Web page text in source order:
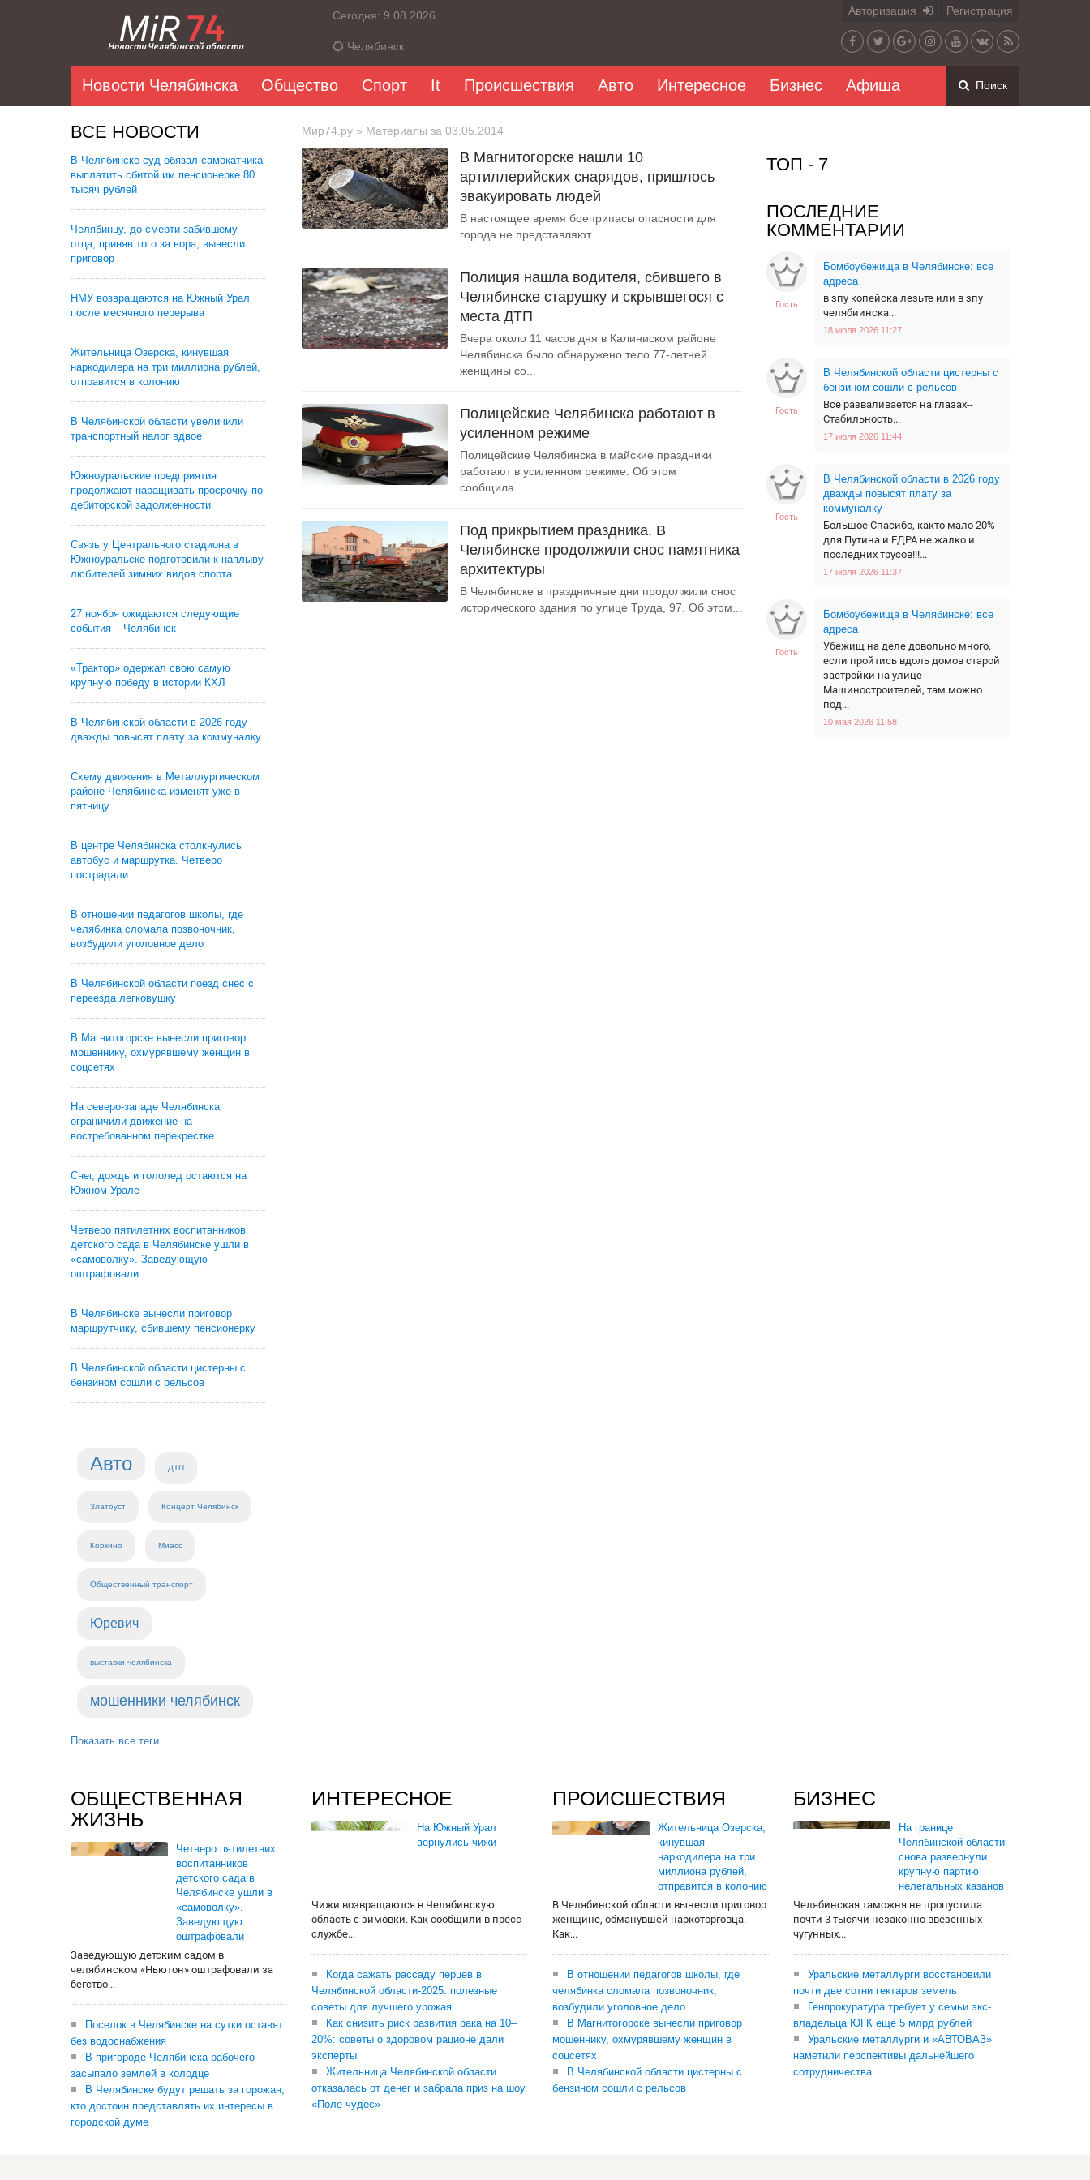
Сегодня: 9.08.2026
Челябинск
Авторизация Регистрация
Новости Челябинска Общество Спорт It Происшествия Авто Интересное Бизнес Афиша Поиск
ВСЕ НОВОСТИ
В Челябинске суд обязал самокатчика
выплатить сбитой им пенсионерке 80
тысяч рублей
Челябинцу, до смерти забившему
отца, приняв того за вора, вынесли
приговор
НМУ возвращаются на Южный Урал
после месячного перерыва
Жительница Озерска, кинувшая
наркодилера на три миллиона рублей,
отправится в колонию
В Челябинской области увеличили
транспортный налог вдвое
Южноуральские предприятия
продолжают наращивать просрочку по
дебиторской задолженности
Связь у Центрального стадиона в
Южноуральске подготовили к наплыву
любителей зимних видов спорта
27 ноября ожидаются следующие
события – Челябинск
«Трактор» одержал свою самую
крупную победу в истории КХЛ
В Челябинской области в 2026 году
дважды повысят плату за коммуналку
Схему движения в Металлургическом
районе Челябинска изменят уже в
пятницу
В центре Челябинска столкнулись
автобус и маршрутка. Четверо
пострадали
В отношении педагогов школы, где
челябинка сломала позвоночник,
возбудили уголовное дело
В Челябинской области поезд снес с
переезда легковушку
В Магнитогорске вынесли приговор
мошеннику, охмурявшему женщин в
соцсетях
На северо-западе Челябинска
ограничили движение на
востребованном перекрестке
Снег, дождь и гололед остаются на
Южном Урале
Четверо пятилетних воспитанников
детского сада в Челябинске ушли в
«самоволку». Заведующую
оштрафовали
В Челябинске вынесли приговор
маршрутчику, сбившему пенсионерку
В Челябинской области цистерны с
бензином сошли с рельсов
Авто ДТП
Златоуст Концерт Челябинск
Коркино Миасс
Общественный транспорт
Юревич
выставки челябинска
мошенники челябинск
Показать все теги
ТОП - 7
ПОСЛЕДНИЕ
КОММЕНТАРИИ
Гость
Бомбоубежища в Челябинске: все
адреса
в зпу копейска лезьте или в зпу
челябиинска...
18 июля 2026 11:27
Гость
В Челябинской области цистерны с
бензином сошли с рельсов
Все разваливается на глазах--
Стабильность...
17 июля 2026 11:44
Гость
В Челябинской области в 2026 году
дважды повысят плату за
коммуналку
Большое Спасибо, както мало 20%
для Путина и ЕДРА не жалко и
последних трусов!!!...
17 июля 2026 11:37
Гость
Бомбоубежища в Челябинске: все
адреса
Убежищ на деле довольно много,
если пройтись вдоль домов старой
застройки на улице
Машиностроителей, там можно
под...
10 мая 2026 11:58
Мир74.ру » Материалы за 03.05.2014
В Магнитогорске нашли 10
артиллерийских снарядов, пришлось
эвакуировать людей
В настоящее время боеприпасы опасности для
города не представляют...
Полиция нашла водителя, сбившего в
Челябинске старушку и скрывшегося с
места ДТП
Вчера около 11 часов дня в Калиниском районе
Челябинска было обнаружено тело 77-летней
женщины со...
Полицейские Челябинска работают в
усиленном режиме
Полицейские Челябинска в майские праздники
работают в усиленном режиме. Об этом
сообщила...
Под прикрытием праздника. В
Челябинске продолжили снос памятника
архитектуры
В Челябинске в праздничные дни продолжили снос
исторического здания по улице Труда, 97. Об этом...
ОБЩЕСТВЕННАЯ
ЖИЗНЬ
Четверо пятилетних
воспитанников
детского сада в
Челябинске ушли в
«самоволку».
Заведующую
оштрафовали
Заведующую детским садом в
челябинском «Ньютон» оштрафовали за
бегство...
Поселок в Челябинске на сутки оставят
без водоснабжения
В пригороде Челябинска рабочего
засыпало землей в колодце
В Челябинске будут решать за горожан,
кто достоин представлять их интересы в
городской думе
ИНТЕРЕСНОЕ
На Южный Урал
вернулись чижи
Чижи возвращаются в Челябинскую
область с зимовки. Как сообщили в пресс-
службе...
Когда сажать рассаду перцев в
Челябинской области-2025: полезные
советы для лучшего урожая
Как снизить риск развития рака на 10–
20%: советы о здоровом рационе дали
эксперты
Жительница Челябинской области
отказалась от денег и забрала приз на шоу
«Поле чудес»
ПРОИСШЕСТВИЯ
Жительница Озерска,
кинувшая
наркодилера на три
миллиона рублей,
отправится в колонию
В Челябинской области вынесли приговор
женщине, обманувшей наркоторговца.
Как...
В отношении педагогов школы, где
челябинка сломала позвоночник,
возбудили уголовное дело
В Магнитогорске вынесли приговор
мошеннику, охмурявшему женщин в
соцсетях
В Челябинской области цистерны с
бензином сошли с рельсов
БИЗНЕС
На границе
Челябинской области
снова развернули
крупную партию
нелегальных казанов
Челябинская таможня не пропустила
почти 3 тысячи незаконно ввезенных
чугунных...
Уральские металлурги восстановили
почти две сотни гектаров земель
Генпрокуратура требует у семьи экс-
владельца ЮГК еще 5 млрд рублей
Уральские металлурги и «АВТОВАЗ»
наметили перспективы дальнейшего
сотрудничества